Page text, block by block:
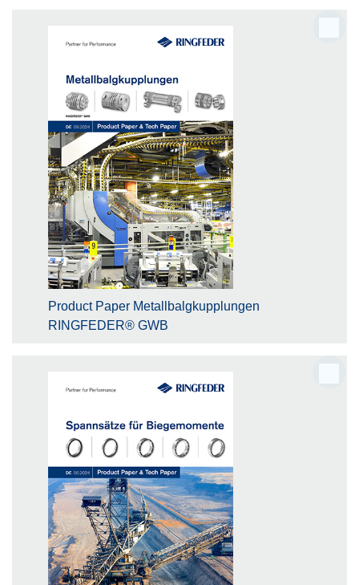
Product Paper Metallbalgkupplungen
RINGFEDER® GWB